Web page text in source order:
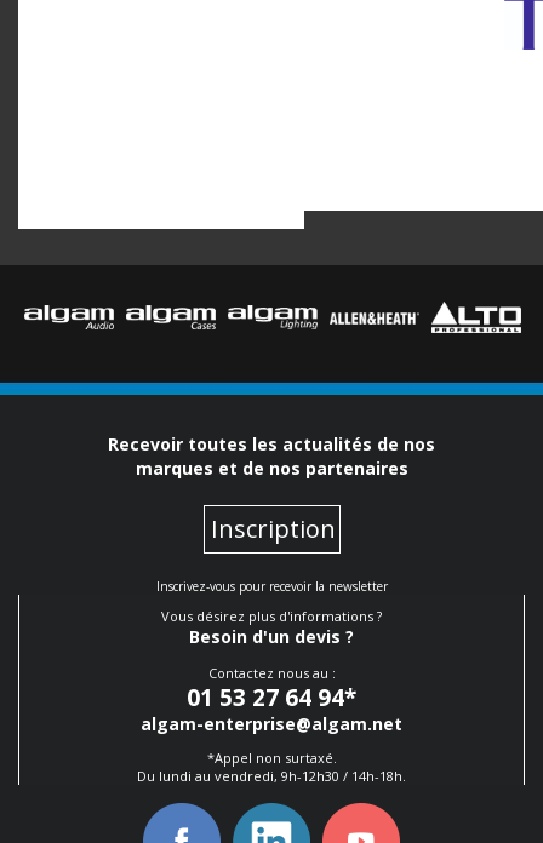
Recevoir toutes les actualités de nos
marques et de nos partenaires
Inscription
Inscrivez-vous pour recevoir la newsletter
Vous désirez plus d'informations ?
Besoin d'un devis ?
Contactez nous au :
01 53 27 64 94*
algam-enterprise@algam.net
*Appel non surtaxé.
Du lundi au vendredi, 9h-12h30 / 14h-18h.